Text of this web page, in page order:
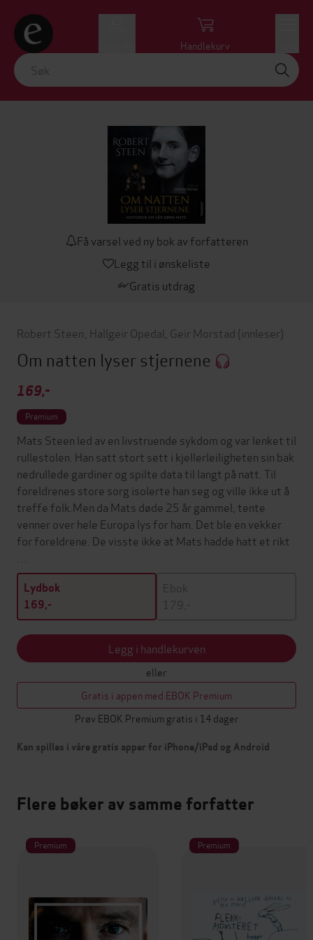
Handlekurv
Få varsel ved ny bok av forfatteren
Legg til i ønskeliste
Gratis utdrag
Robert Steen Hallgeir Opedal Geir Morstad (innleser)
Om natten lyser stjernene
169,-
Premium
Mats Steen led av en livstruende sykdom og var lenket til
rullestolen. Han satt stort sett i kjellerleiligheten sin bak
nedrullede gardiner og spilte data til langt på natt. Til
foreldrenes store sorg isolerte han seg og ville ikke ut å
treffe folk.Men da Mats døde 25 år gammel, tente
venner over hele Europa lys for ham. Det ble en vekker
for foreldrene. De visste ikke at Mats hadde hatt et rikt
Lydbok
169,-
Ebok
179,-
Legg i handlekurven
eller
Gratis i appen med EBOK Premium
Prøv EBOK Premium gratis i 14 dager
Kan spilles i våre gratis apper for iPhone/iPad og Android
Flere bøker av samme forfatter
Premium Premium